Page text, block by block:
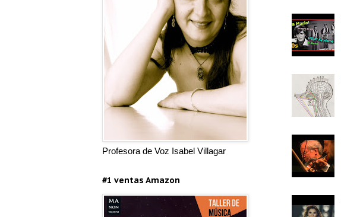
Profesora de Voz Isabel Villagar
#1 ventas Amazon